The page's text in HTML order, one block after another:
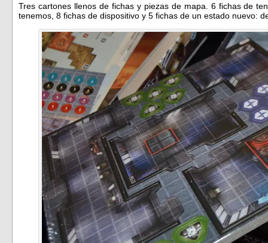
Tres cartones llenos de fichas y piezas de mapa. 6 fichas de
tenemos, 8 fichas de dispositivo y 5 fichas de un estado nuevo: